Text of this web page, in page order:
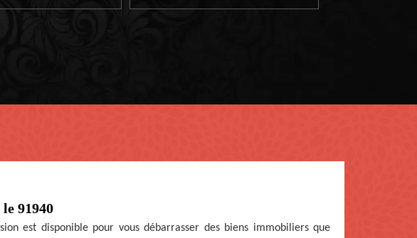
91940
est disponible pour vous débarrasser des biens immobiliers que